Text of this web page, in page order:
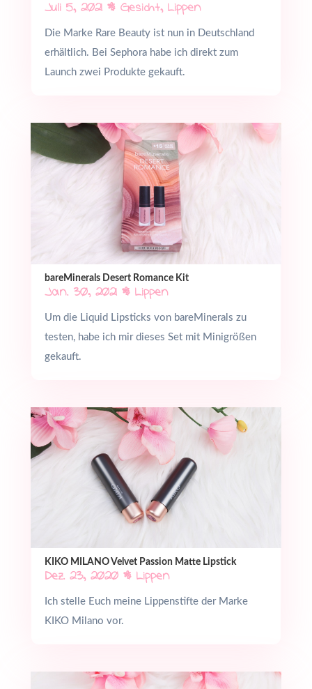
Juli 5, 2021| Gesicht, Lippen
Die Marke Rare Beauty ist nun in Deutschland
erhältlich. Bei Sephora habe ich direkt zum
Launch zwei Produkte gekauft.
bareMinerals Desert Romance Kit
Jan. 30, 2021| Lippen
Um die Liquid Lipsticks von bareMinerals zu
testen, habe ich mir dieses Set mit Minigrößen
gekauft.
KIKO MILANO Velvet Passion Matte Lipstick
Dez. 23, 2020| Lippen
Ich stelle Euch meine Lippenstifte der Marke
KIKO Milano vor.